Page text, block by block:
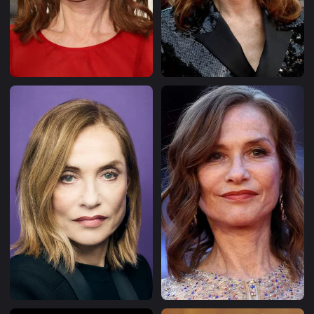
mille un
Prix Europe pour le théâtre, deux mille dix-sept